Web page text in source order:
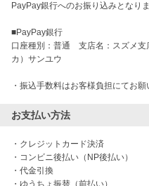
PayPay銀行へのお振り込みとなりま
■PayPay銀行
口座種別：普通 支店名：スズメ
カ）サンユウ
・振込手数料はお客様負担にてお願
お支払い方法
・クレジットカード決済
・コンビニ後払い（NP後払い）
・代金引換
・ゆうちょ振替（前払い）